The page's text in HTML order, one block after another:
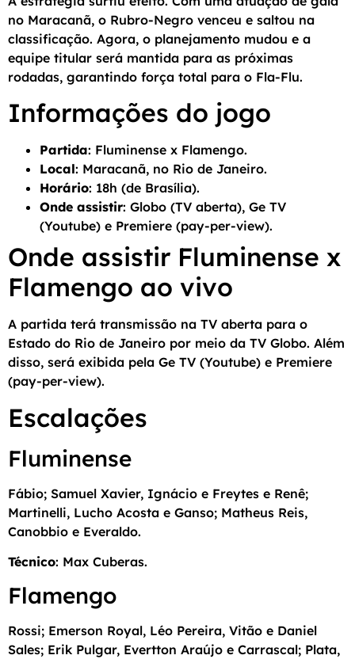
no Maracanã, o Rubro-Negro venceu e saltou na
classificação. Agora, o planejamento mudou e a
equipe titular será mantida para as próximas
rodadas, garantindo força total para o Fla-Flu.
Informações do jogo
Partida: Fluminense x Flamengo.
Local: Maracanã, no Rio de Janeiro.
Horário: 18h (de Brasília).
Onde assistir: Globo (TV aberta), Ge TV
(Youtube) e Premiere (pay-per-view).
Onde assistir Fluminense x
Flamengo ao vivo
A partida terá transmissão na TV aberta para o
Estado do Rio de Janeiro por meio da TV Globo. Além
disso, será exibida pela Ge TV (Youtube) e Premiere
(pay-per-view).
Escalações
Fluminense
Fábio; Samuel Xavier, Ignácio e Freytes e Renê;
Martinelli, Lucho Acosta e Ganso; Matheus Reis,
Canobbio e Everaldo.
Técnico: Max Cuberas.
Flamengo
Rossi; Emerson Royal, Léo Pereira, Vitão e Daniel
Sales; Erik Pulgar, Evertton Araújo e Carrascal; Plata,